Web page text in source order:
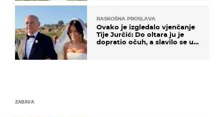
RASKOŠNA PROSLAVA
Ovako je izgledalo vjenčanje
Tije Jurčić: Do oltara ju je
dopratio očuh, a slavilo se uz
ZABAVA